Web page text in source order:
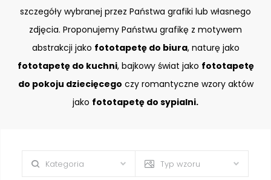
szczegóły wybranej przez Państwa grafiki lub własnego
zdjęcia. Proponujemy Państwu grafikę z motywem
abstrakcji jako fototapetę do biura, naturę jako
fototapetę do kuchni, bajkowy świat jako fototapetę
do pokoju dziecięcego czy romantyczne wzory aktów
jako fototapetę do sypialni.
Kategoria Typ wzoru